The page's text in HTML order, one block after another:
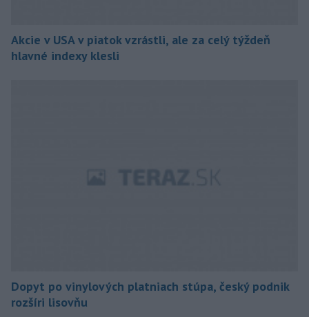
Akcie v USA v piatok vzrástli, ale za celý týždeň
hlavné indexy klesli
Dopyt po vinylových platniach stúpa, český podnik
rozšíri lisovňu